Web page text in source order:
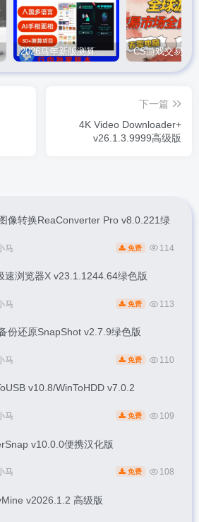
2026马年新版测算系统源码
下一篇
4K Video Downloader+
v26.1.3.9999高级版
像转换ReaConverter Pro v8.0.221绿
马 免费 114
速浏览器X v23.1.1244.64绿色版
马 免费 113
份还原SnapShot v2.7.9绿色版
马 免费 110
v10.8/WinToHDD v7.0.2
马 免费 109
v10.0.0便携汉化版
马 免费 108
v2026.1.2 高级版